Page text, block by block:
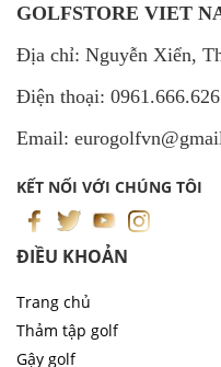
GOLFSTORE VIET
Địa chỉ: Nguyễn Xiển,
Điện thoại: 0961.666.626
Email:
KẾT NỐI VỚI CHÚNG TÔI
ĐIỀU KHOẢN
Trang chủ
Thảm tập golf
Gậy golf